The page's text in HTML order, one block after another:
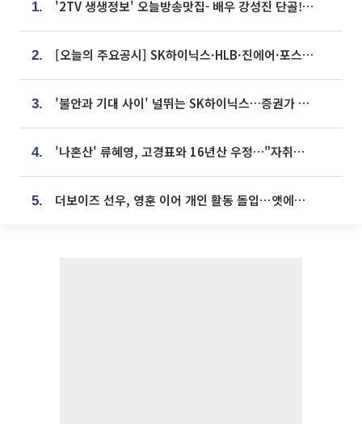
1. '2TV 생생정보' 오늘방송맛집- 배우 강성진 단골! 쌀국수ㆍ푸팟퐁 커리 맛집 '블○○○'
2. [오늘의 주요공시] SK하이닉스·HLB·진에어·포스코홀딩스·네이버·대우건설 등
3. '불안과 기대 사이' 널뛰는 SK하이닉스…증권가 "HBM4·LTA 기반 펀터멘털 견고"
4. '나혼산' 류혜영, 고경표와 16년산 우정…"자취방서 부모님과 마주쳐"
5. 더보이즈 선우, 영훈 이어 개인 활동 돌입⋯앳에어리어와 전속계약